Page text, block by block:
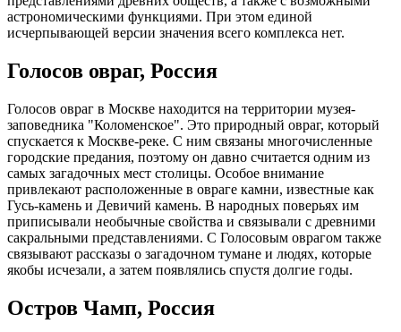
астрономическими функциями. При этом единой
исчерпывающей версии значения всего комплекса нет.
Голосов овраг, Россия
Голосов овраг в Москве находится на территории музея-
заповедника "Коломенское". Это природный овраг, который
спускается к Москве-реке. С ним связаны многочисленные
городские предания, поэтому он давно считается одним из
самых загадочных мест столицы. Особое внимание
привлекают расположенные в овраге камни, известные как
Гусь-камень и Девичий камень. В народных поверьях им
приписывали необычные свойства и связывали с древними
сакральными представлениями. С Голосовым оврагом также
связывают рассказы о загадочном тумане и людях, которые
якобы исчезали, а затем появлялись спустя долгие годы.
Остров Чамп, Россия